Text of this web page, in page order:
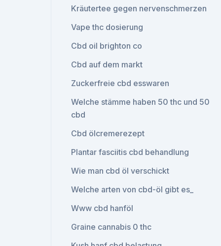
Kräutertee gegen nervenschmerzen
Vape thc dosierung
Cbd oil brighton co
Cbd auf dem markt
Zuckerfreie cbd esswaren
Welche stämme haben 50 thc und 50
cbd
Cbd ölcremerezept
Plantar fasciitis cbd behandlung
Wie man cbd öl verschickt
Welche arten von cbd-öl gibt es_
Www cbd hanföl
Graine cannabis 0 thc